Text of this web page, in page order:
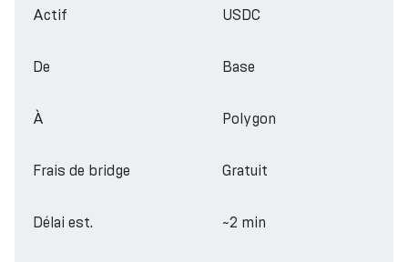
Actif USDC
De Base
À Polygon
Frais de bridge Gratuit
Délai est. ~2 min